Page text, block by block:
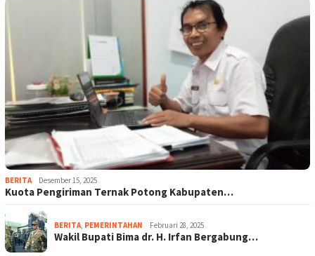
BERITA Desember 15, 2025
Kuota Pengiriman Ternak Potong Kabupaten…
BERITA, PEMERINTAHAN Februari 28, 2025
Wakil Bupati Bima dr. H. Irfan Bergabung…